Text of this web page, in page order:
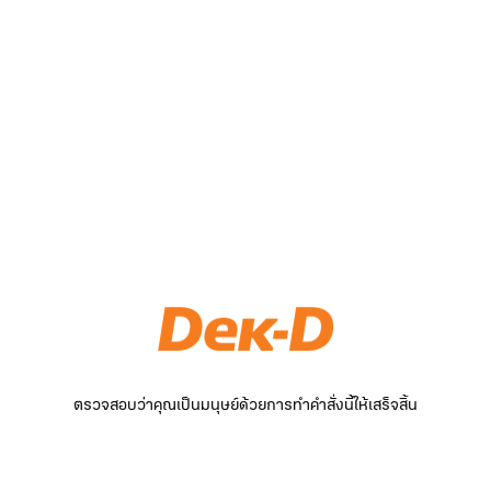
ตรวจสอบว่าคุณเป็นมนุษย์ด้วยการทำคำสั่งนี้ให้เสร็จสิ้น